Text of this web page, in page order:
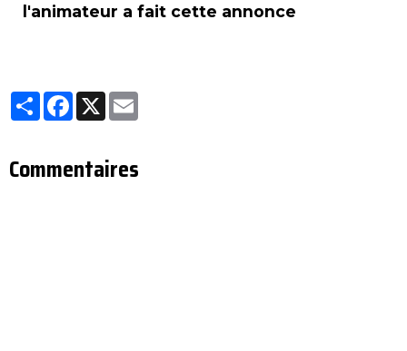
l'animateur a fait cette annonce
Partager
Facebook
X
Commentaires